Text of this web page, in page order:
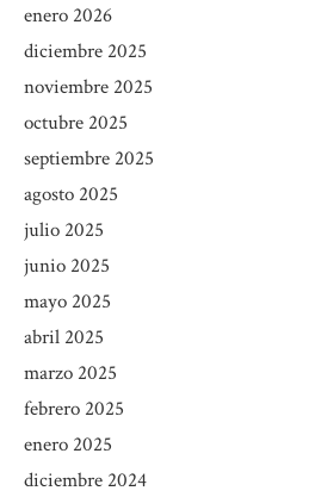
enero 2026
diciembre 2025
noviembre 2025
octubre 2025
septiembre 2025
agosto 2025
julio 2025
junio 2025
mayo 2025
abril 2025
marzo 2025
febrero 2025
enero 2025
diciembre 2024